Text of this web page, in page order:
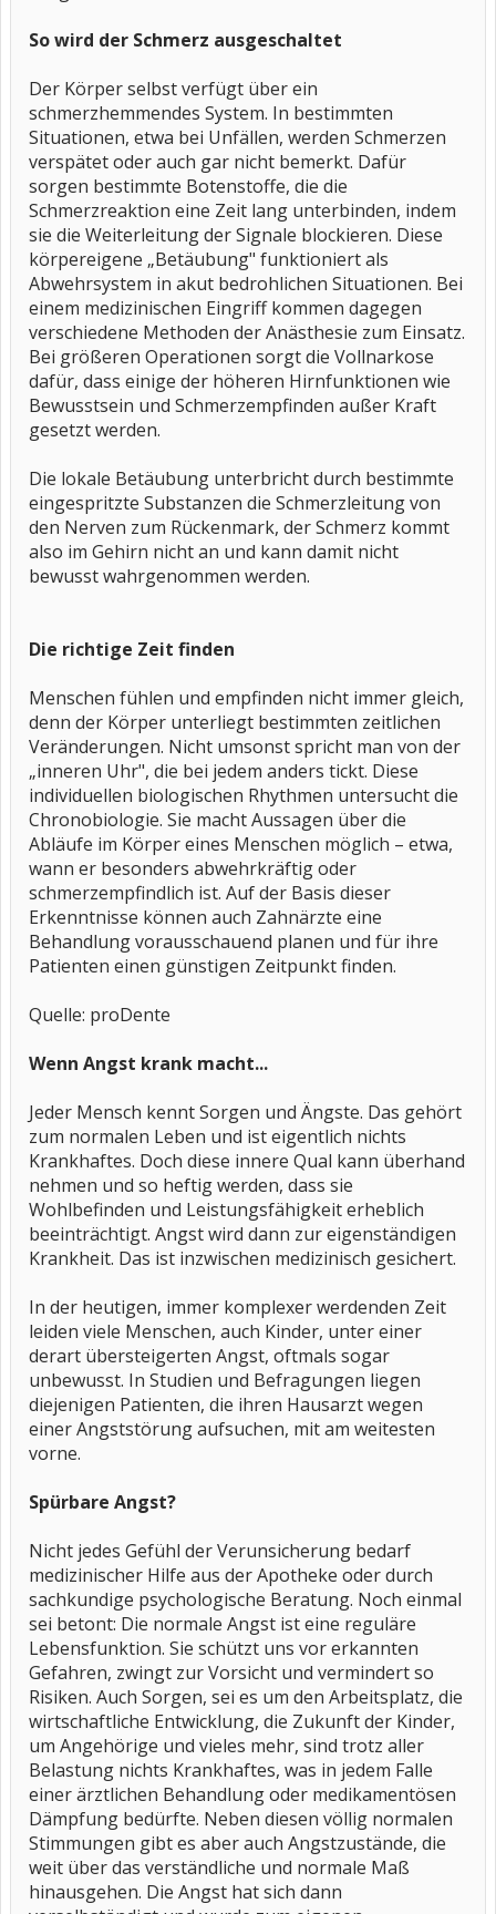
So wird der Schmerz ausgeschaltet
Der Körper selbst verfügt über ein
schmerzhemmendes System. In bestimmten
Situationen, etwa bei Unfällen, werden Schmerzen
verspätet oder auch gar nicht bemerkt. Dafür
sorgen bestimmte Botenstoffe, die die
Schmerzreaktion eine Zeit lang unterbinden, indem
sie die Weiterleitung der Signale blockieren. Diese
körpereigene „Betäubung" funktioniert als
Abwehrsystem in akut bedrohlichen Situationen. Bei
einem medizinischen Eingriff kommen dagegen
verschiedene Methoden der Anästhesie zum Einsatz.
Bei größeren Operationen sorgt die Vollnarkose
dafür, dass einige der höheren Hirnfunktionen wie
Bewusstsein und Schmerzempfinden außer Kraft
gesetzt werden.
Die lokale Betäubung unterbricht durch bestimmte
eingespritzte Substanzen die Schmerzleitung von
den Nerven zum Rückenmark, der Schmerz kommt
also im Gehirn nicht an und kann damit nicht
bewusst wahrgenommen werden.
Die richtige Zeit finden
Menschen fühlen und empfinden nicht immer gleich,
denn der Körper unterliegt bestimmten zeitlichen
Veränderungen. Nicht umsonst spricht man von der
„inneren Uhr", die bei jedem anders tickt. Diese
individuellen biologischen Rhythmen untersucht die
Chronobiologie. Sie macht Aussagen über die
Abläufe im Körper eines Menschen möglich – etwa,
wann er besonders abwehrkräftig oder
schmerzempfindlich ist. Auf der Basis dieser
Erkenntnisse können auch Zahnärzte eine
Behandlung vorausschauend planen und für ihre
Patienten einen günstigen Zeitpunkt finden.
Quelle: proDente
Wenn Angst krank macht...
Jeder Mensch kennt Sorgen und Ängste. Das gehört
zum normalen Leben und ist eigentlich nichts
Krankhaftes. Doch diese innere Qual kann überhand
nehmen und so heftig werden, dass sie
Wohlbefinden und Leistungsfähigkeit erheblich
beeinträchtigt. Angst wird dann zur eigenständigen
Krankheit. Das ist inzwischen medizinisch gesichert.
In der heutigen, immer komplexer werdenden Zeit
leiden viele Menschen, auch Kinder, unter einer
derart übersteigerten Angst, oftmals sogar
unbewusst. In Studien und Befragungen liegen
diejenigen Patienten, die ihren Hausarzt wegen
einer Angststörung aufsuchen, mit am weitesten
vorne.
Spürbare Angst?
Nicht jedes Gefühl der Verunsicherung bedarf
medizinischer Hilfe aus der Apotheke oder durch
sachkundige psychologische Beratung. Noch einmal
sei betont: Die normale Angst ist eine reguläre
Lebensfunktion. Sie schützt uns vor erkannten
Gefahren, zwingt zur Vorsicht und vermindert so
Risiken. Auch Sorgen, sei es um den Arbeitsplatz, die
wirtschaftliche Entwicklung, die Zukunft der Kinder,
um Angehörige und vieles mehr, sind trotz aller
Belastung nichts Krankhaftes, was in jedem Falle
einer ärztlichen Behandlung oder medikamentösen
Dämpfung bedürfte. Neben diesen völlig normalen
Stimmungen gibt es aber auch Angstzustände, die
weit über das verständliche und normale Maß
hinausgehen. Die Angst hat sich dann